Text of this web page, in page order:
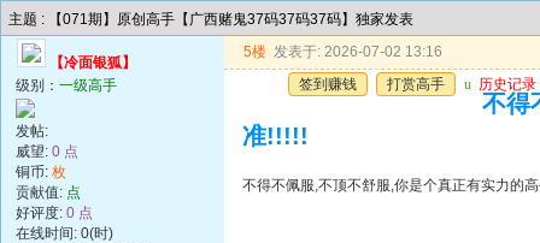
主题 : 【071期】原创高手【广西赌鬼37码37码37码】独家发表
【冷面银狐】
级别： 一级高手
发帖:
威望: 0 点
铜币: 枚
贡献值: 点
好评度: 0 点
在线时间: 0(时)
5楼 发表于: 2026-07-02 13:16
签到赚钱
打赏高手 u 历史记录
不得
准!!!!!
不得不佩服,不顶不舒服,你是个真正有实力的